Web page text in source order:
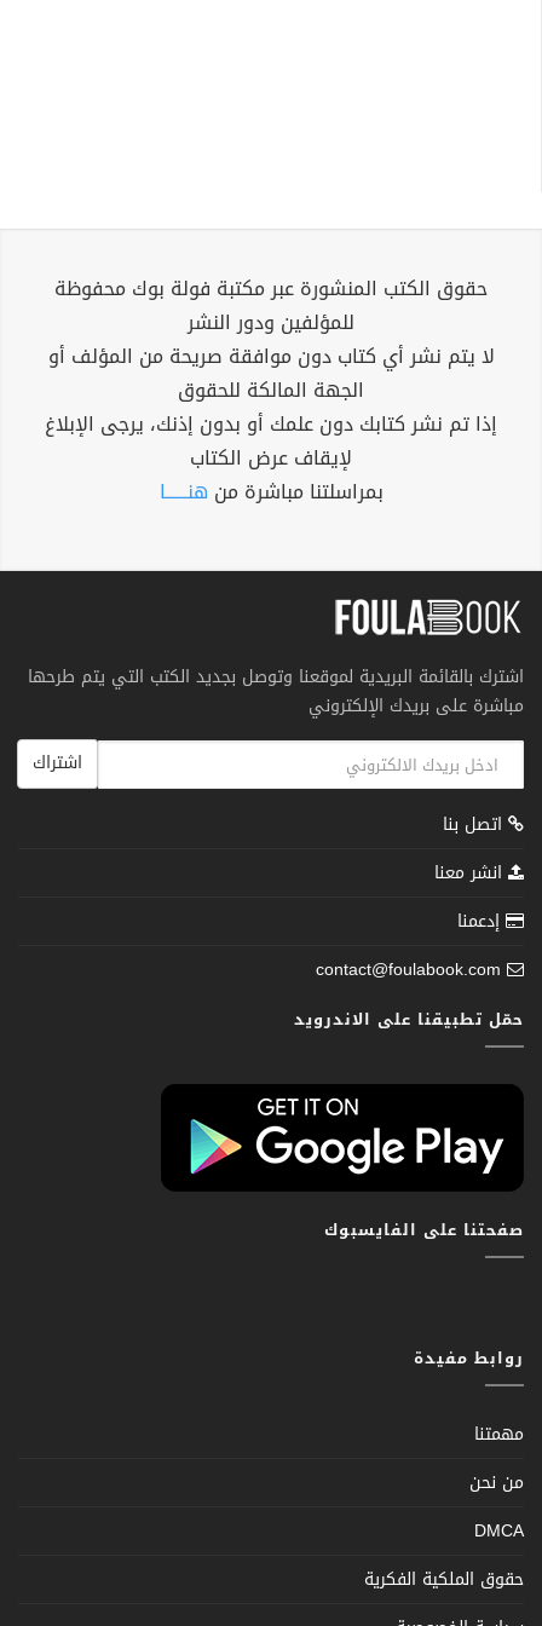
حقوق الكتب المنشورة عبر مكتبة فولة بوك محفوظة
للمؤلفين ودور النشر
لا يتم نشر أي كتاب دون موافقة صريحة من المؤلف أو
الجهة المالكة للحقوق
إذا تم نشر كتابك دون علمك أو بدون إذنك، يرجى الإبلاغ
لإيقاف عرض الكتاب
بمراسلتنا مباشرة من هنــــــا
اشترك بالقائمة البريدية لموقعنا وتوصل بجديد الكتب التي يتم طرحها
مباشرة على بريدك الإلكتروني
اشتراك
اتصل بنا
انشر معنا
إدعمنا
contact@foulabook.com
حمّل تطبيقنا على الاندرويد
صفحتنا على الفايسبوك
روابط مفيدة
مهمتنا
من نحن
DMCA
حقوق الملكية الفكرية